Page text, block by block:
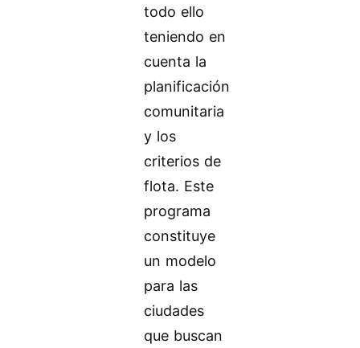
todo ello
teniendo en
cuenta la
planificación
comunitaria
y los
criterios de
flota. Este
programa
constituye
un modelo
para las
ciudades
que buscan